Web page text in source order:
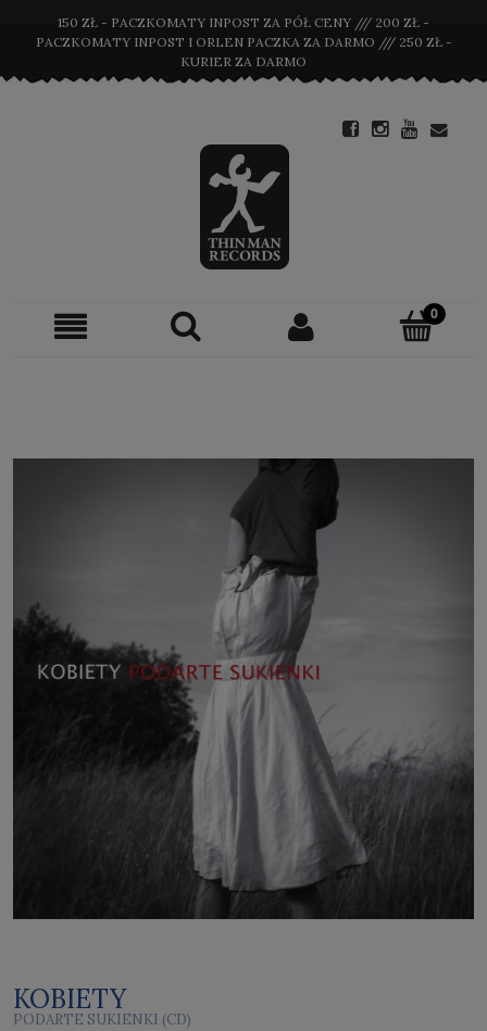
150 ZŁ - PACZKOMATY INPOST ZA PÓŁ CENY /// 200 ZŁ -
PACZKOMATY INPOST I ORLEN PACZKA ZA DARMO /// 250 ZŁ -
KURIER ZA DARMO
KOBIETY
PODARTE SUKIENKI (CD)